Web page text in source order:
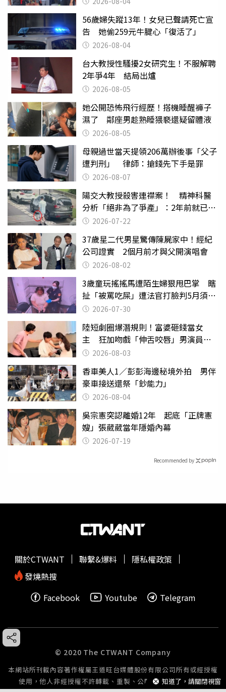
56歲婦失蹤13年！女兒已聲請死亡宣
告 她偷259元牛腱心「復活了」
2026-08-04
台大教授性騷擾2女研究生！不服解聘
2年爭4年 結局出爐
2026-08-05
她公開恐怖飛行經歷！搭機睡醒褲子
濕了 鄰座男趁熟睡猥褻還疑留體液
2026-08-05
母親過世當天提領206萬辦後事「父子
遭判刑」 律師：搶錢先下手是罪
2026-08-07
陽交大教授殺害連襟案！ 精神科醫
分析「絕非為了爭產」：2年前就已言
行詭異
2026-07-22
37歲星二代男星驚傳陳屍家中！經紀
公司證實 2個月前才與父開演唱會
2026-08-02
3歲童玩搖搖馬遭陌生婦狠甩巴掌 瞎
扯「被罵吃屎」遭法官打臉判5月須入
監 2026-07-30
陸短劇圈爆潛規則！富婆砸錢當女
主 狂加吻戲「伸舌咬唇」男演員崩
潰 2026-08-03
香車美人1／彭彭海邊秘境外拍 男伴
豪車接送還祭「鈔能力」
2026-08-04
吳宗憲突認離婚12年 起底「正牌憲
嫂」張葳葳當年隱婚內幕
2026-07-19
Recommended by
知道了，請關閉視窗
關於CTWANT 聯繫&爆料
隱私權政策
發燒熱搜
Facebook
Youtube Telegram
© 2020 The CTWANT Company
本網站所刊載內容著作權屬王道旺台媒體股份有限公司所有或經授權
使用，他人非經授權不許轉載、重製、公開播送或公開傳輸。